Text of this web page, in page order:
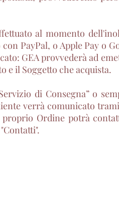
al momento
PayPal, o Apple Pay o
GEA provvederà ad
e il Soggetto che acquista.
di Consegna” o
verrà comunicato
Ordine potrà